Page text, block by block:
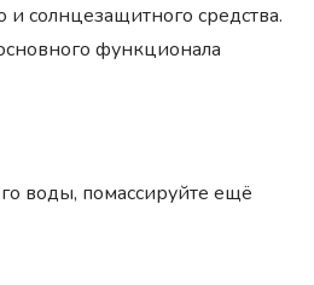
солнцезащитного средства.
функционала
воды, помассируйте ещё